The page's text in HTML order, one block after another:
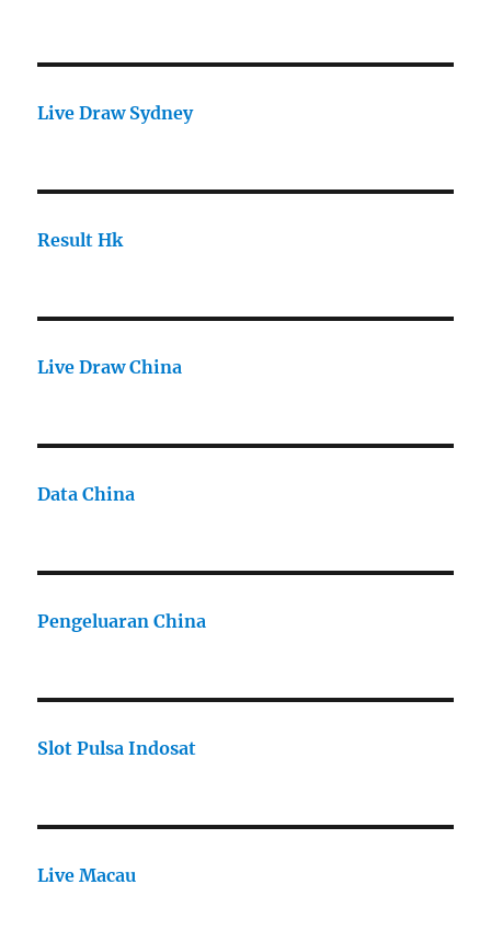
Live Draw Sydney
Result Hk
Live Draw China
Data China
Pengeluaran China
Slot Pulsa Indosat
Live Macau